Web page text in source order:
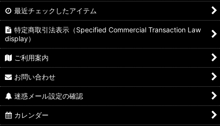
最近チェックしたアイテム
特定商取引法表示（Specified Commercial Transaction Law
display）
ご利用案内
お問い合わせ
迷惑メール設定の確認
カレンダー